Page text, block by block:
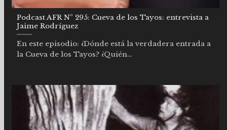
Podcast AFR Nº 295: Cueva de los Tayos: entrevista a
Jaime Rodríguez
En este episodio: ¿Dónde está la verdadera entrada a
la Cueva de los Tayos? ¿Quién...